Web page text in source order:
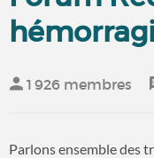
1 926 membres
Parlons ensemble des